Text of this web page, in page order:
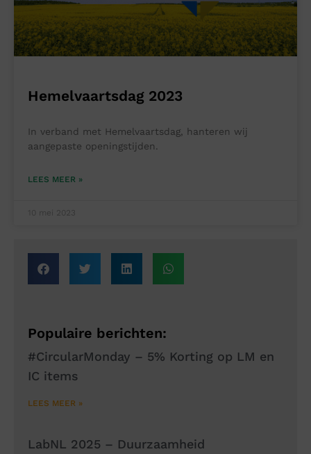
Hemelvaartsdag 2023
In verband met Hemelvaartsdag, hanteren wij
aangepaste openingstijden.
LEES MEER »
10 mei 2023
Populaire berichten:
#CircularMonday – 5% Korting op LM en
IC items
LEES MEER »
LabNL 2025 – Duurzaamheid